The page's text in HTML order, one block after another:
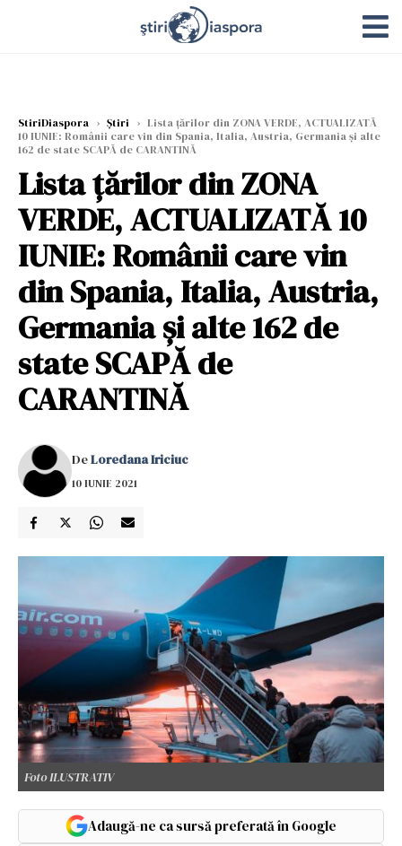
StiriDiaspora › Știri › Lista țărilor din ZONA VERDE, ACTUALIZATĂ
10 IUNIE: Românii care vin din Spania, Italia, Austria, Germania și alte
162 de state SCAPĂ de CARANTINĂ
Lista țărilor din ZONA
VERDE, ACTUALIZATĂ 10
IUNIE: Românii care vin
din Spania, Italia, Austria,
Germania și alte 162 de
state SCAPĂ de
CARANTINĂ
DeLoredana Iriciuc
10 IUNIE 2021
Foto ILUSTRATIV
Adaugă-ne ca sursă preferată în Google